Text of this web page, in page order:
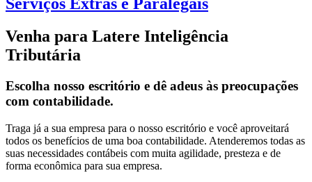
Serviços Extras e Paralegais
Venha para Latere Inteligência
Tributária
Escolha nosso escritório e dê adeus às preocupações
com contabilidade.
Traga já a sua empresa para o nosso escritório e você aproveitará
todos os benefícios de uma boa contabilidade. Atenderemos todas as
suas necessidades contábeis com muita agilidade, presteza e de
forma econômica para sua empresa.